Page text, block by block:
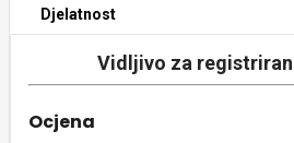
Djelatnost
Vidljivo za
Ocjena